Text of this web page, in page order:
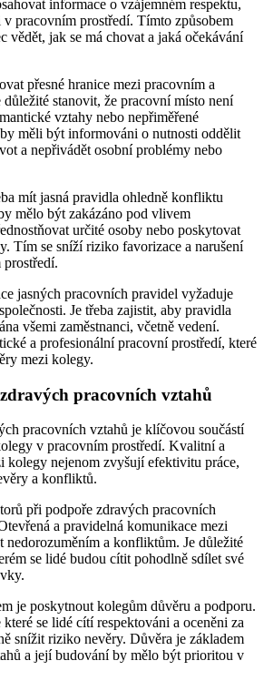
informace o vzájemném respektu,
v pracovním prostředí. Tímto způsobem
vědět, jak se má chovat a jaká očekávání
přesné hranice mezi pracovním a
stanovit, že pracovní místo není
vztahy nebo nepřiměřené
měli být informováni o nutnosti oddělit
a nepřivádět osobní problémy nebo
mít jasná pravidla ohledně konfliktu
mělo být zakázáno pod vlivem
určité osoby nebo poskytovat
Tím se sníží riziko favorizace a narušení
jasných pracovních pravidel vyžaduje
Je třeba zajistit, aby pravidla
všemi zaměstnanci, včetně vedení.
a profesionální pracovní prostředí, které
mezi kolegy.
pracovních vztahů
pracovních vztahů je klíčovou součástí
v pracovním prostředí. Kvalitní a
kolegy nejenom zvyšují efektivitu práce,
a konfliktů.
při podpoře zdravých pracovních
a pravidelná komunikace mezi
nedorozuměním a konfliktům. Je důležité
se lidé budou cítit pohodlně sdílet své
je poskytnout kolegům důvěru a podporu.
se lidé cítí respektováni a oceněni za
snížit riziko nevěry. Důvěra je základem
a její budování by mělo být prioritou v